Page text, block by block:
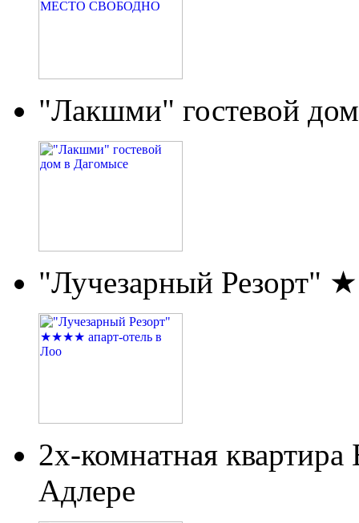
"Лакшми" гостевой
"Лучезарный Резорт"
2х-комнатная
Адлере